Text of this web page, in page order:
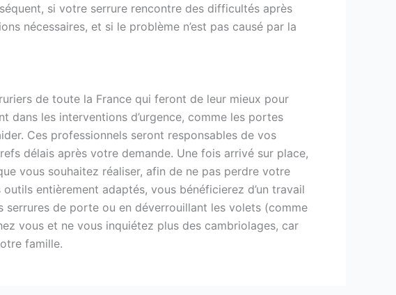
si votre serrure rencontre des difficultés après
nécessaires, et si le problème n’est pas causé par la
de toute la France qui feront de leur mieux pour
dans les interventions d’urgence, comme les portes
Ces professionnels seront responsables de vos
délais après votre demande. Une fois arrivé sur place,
vous souhaitez réaliser, afin de ne pas perdre votre
entièrement adaptés, vous bénéficierez d’un travail
de porte ou en déverrouillant les volets (comme
vous et ne vous inquiétez plus des cambriolages, car
famille.